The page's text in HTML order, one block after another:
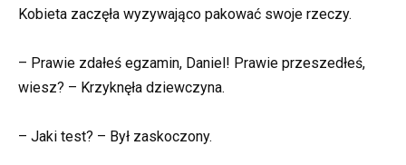
Kobieta zaczęła wyzywająco pakować swoje rzeczy.
– Prawie zdałeś egzamin, Daniel! Prawie przeszedłeś,
wiesz? – Krzyknęła dziewczyna.
– Jaki test? – Był zaskoczony.